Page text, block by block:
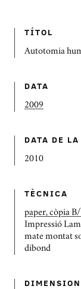
TÍTOL
Autotomia
DATA
2009
DATA DE
2010
TÈCNICA
paper, còpia
Impressió
mate montat
dibond